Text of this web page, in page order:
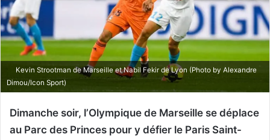
Kevin Strootman de Marseille et Nabil Fekir de Lyon (Photo by Alexandre
Dimou/Icon Sport)
Dimanche soir, l’Olympique de Marseille se déplace
au Parc des Princes pour y défier le Paris Saint-